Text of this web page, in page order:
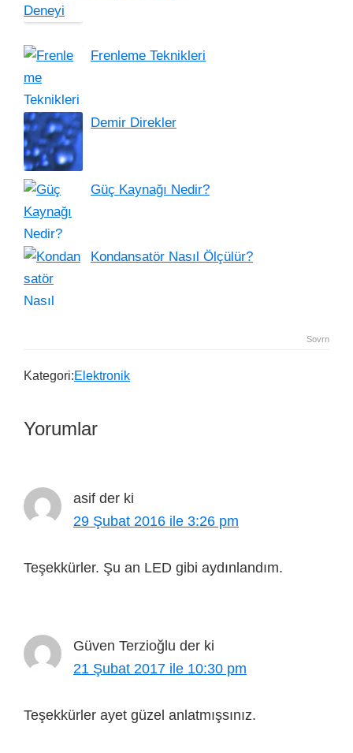
Frenleme Teknikleri
Demir Direkler
Güç Kaynağı Nedir?
Kondansatör Nasıl Ölçülür?
Sovrn
Kategori:Elektronik
Yorumlar
asif der ki
29 Şubat 2016 ile 3:26 pm
Teşekkürler. Şu an LED gibi aydınlandım.
Güven Terzioğlu der ki
21 Şubat 2017 ile 10:30 pm
Teşekkürler ayet güzel anlatmışsınız.